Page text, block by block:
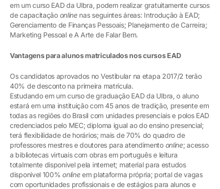
em um curso EAD da Ulbra, podem realizar gratuitamente cursos
de capacitação onlinenas seguintes áreas: Introdução à EAD;
Gerenciamento de Finanças Pessoais; Planejamento de Carreira;
Marketing Pessoal e A Arte de Falar Bem.
Vantagens para alunos matriculados nos cursos EAD
Os candidatos aprovados no Vestibular na etapa 2017/2 terão
40% de desconto na primeira matrícula.
Estudando em um curso de graduação EAD da Ulbra, o aluno
estará em uma instituição com 45 anos de tradição, presente em
todas as regiões do Brasil com unidades presenciais e polos EAD
credenciados pelo MEC; diploma igual ao do ensino presencial;
terá flexibilidade de horários; mais de 70% do quadro de
professores mestres e doutores para atendimento online; acesso
a bibliotecas virtuais com obras em português e leitura
totalmente disponível pela internet; material para estudos
disponível 100%onlineem plataforma própria; portal de vagas
com oportunidades profissionais e de estágios para alunos e